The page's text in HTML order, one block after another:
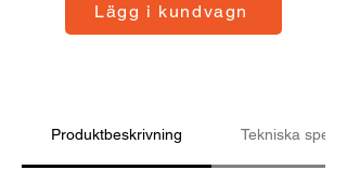
Lägg i kundvagn
Produktbeskrivning Tekniska